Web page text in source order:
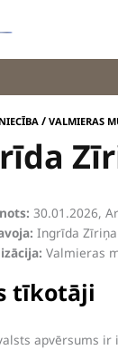
/VALMIERAS
30.01.2026,
Ingrīda Zīriņa
Valmieras
tīkotāji
apvērsums